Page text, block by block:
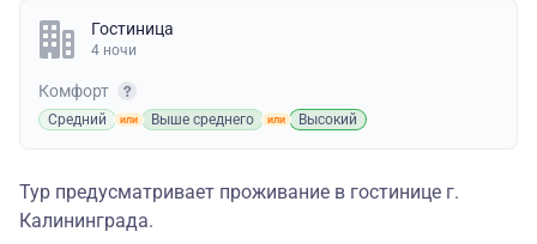
Гостиница
4 ночи
Комфорт
Средний Выше среднего Высокий
Тур предусматривает проживание в гостинице г.
Калининграда.